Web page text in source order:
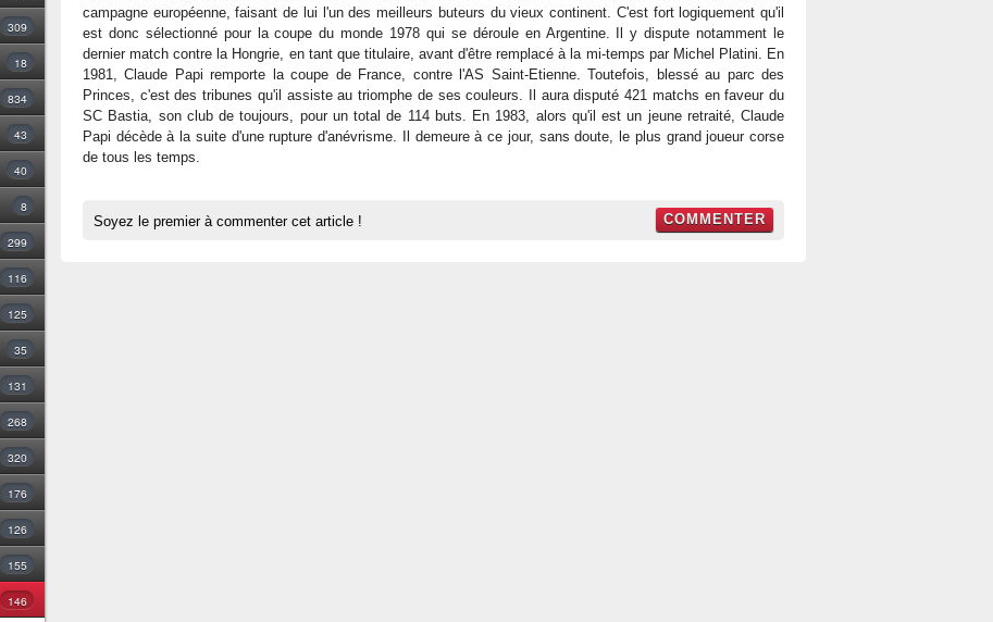
309
18
834
43
40
8
299
116
125
35
131
268
320
176
126
155
146
campagne européenne, faisant de lui l'un des meilleurs buteurs du vieux continent. C'est fort logiquement qu'il
est donc sélectionné pour la coupe du monde 1978 qui se déroule en Argentine. Il y dispute notamment le
dernier match contre la Hongrie, en tant que titulaire, avant d'être remplacé à la mi-temps par Michel Platini. En
1981, Claude Papi remporte la coupe de France, contre l'AS Saint-Etienne. Toutefois, blessé au parc des
Princes, c'est des tribunes qu'il assiste au triomphe de ses couleurs. Il aura disputé 421 matchs en faveur du
SC Bastia, son club de toujours, pour un total de 114 buts. En 1983, alors qu'il est un jeune retraité, Claude
Papi décède à la suite d'une rupture d'anévrisme. Il demeure à ce jour, sans doute, le plus grand joueur corse
de tous les temps.
Soyez le premier à commenter cet article ! COMMENTER